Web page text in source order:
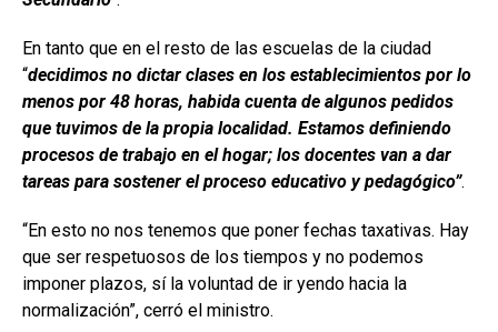
En tanto que en el resto de las escuelas de la ciudad
“decidimos no dictar clases en los establecimientos por lo
menos por 48 horas, habida cuenta de algunos pedidos
que tuvimos de la propia localidad. Estamos definiendo
procesos de trabajo en el hogar; los docentes van a dar
tareas para sostener el proceso educativo y pedagógico”.
“En esto no nos tenemos que poner fechas taxativas. Hay
que ser respetuosos de los tiempos y no podemos
imponer plazos, sí la voluntad de ir yendo hacia la
normalización”, cerró el ministro.